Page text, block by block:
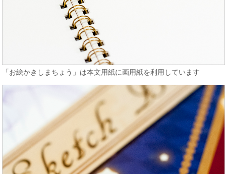
「お絵かきしまちょう」は本文用紙に画用紙を利用しています